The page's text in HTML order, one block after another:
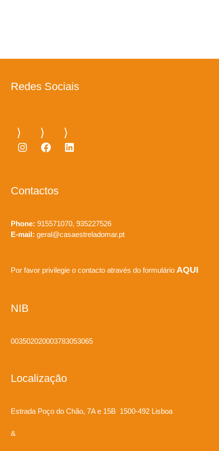
Redes Sociais
Instagram
Facebook
LinkedIn
Contactos
Phone: 915571070, 935227526
E-mail: geral@casaestreladomar.pt
Por favor privilegie o contacto através do formulário AQUI
NIB
003502020003783053065
Localização
Estrada Poço do Chão, 7A e 15B 1500-492 Lisboa
&